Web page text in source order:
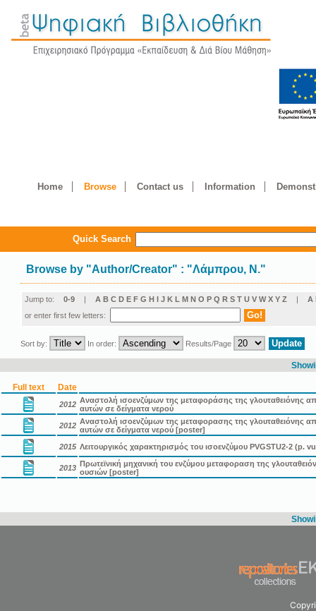
Home Browse Contact us Information
Quick Search
Browse by "Author/Creator" : "Λάμπρου, Ν."
Jump to: 0-9 | A B C D E F G H I J K L M N O P Q R S T U V W X Y Z | Α
or enter first few letters:
Sort by: In order: Results/Page
Full text Date
2012 Αναστολή ισοενζύμων της μεταφοράσης της γλουταθειόνης
αυτών σε δείγματα νερού
2012 Αναστολή ισοενζύμων της μεταφορασης της γλουταθειόνης
αυτών σε δείγματα νερού [poster]
2015 Λειτουργικός χαρακτηρισμός του ισοενζύμου PVGSTU2-2
2013 Πρωτεϊνική μηχανική του ενζύμου μεταφοραση της
ουσιών [poster]